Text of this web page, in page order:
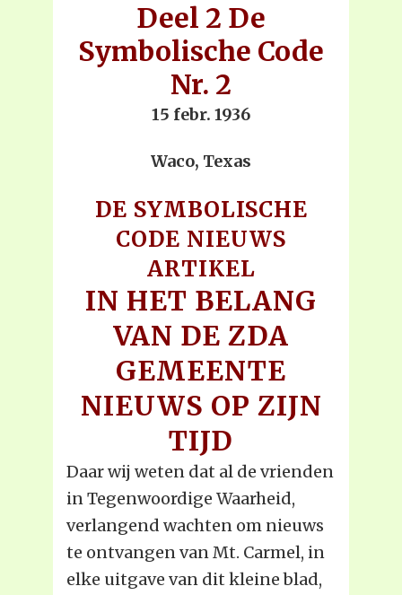
Deel 2 De
Symbolische Code
Nr. 2
15 febr. 1936
Waco, Texas
DE SYMBOLISCHE
CODE NIEUWS
ARTIKEL
IN HET BELANG
VAN DE ZDA
GEMEENTE
NIEUWS OP ZIJN
TIJD
Daar wij weten dat al de vrienden
in Tegenwoordige Waarheid,
verlangend wachten om nieuws
te ontvangen van Mt. Carmel, in
elke uitgave van dit kleine blad,